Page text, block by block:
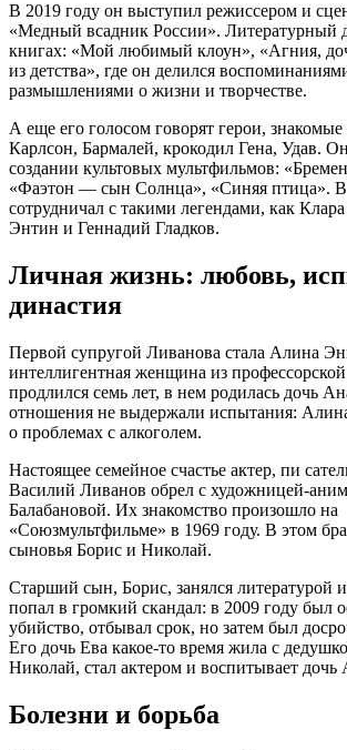
В 2019 году он выступил режиссером и
«Медный всадник России». Литературный
книгах: «Мой любимый клоун», «Агния,
из детства», где он делился
размышлениями о жизни и творчестве.
А еще его голосом говорят герои, знакомые
Карлсон, Бармалей, крокодил Гена, Удав.
создании культовых мультфильмов:
«Фаэтон — сын Солнца», «Синяя птица». В
сотрудничал с такими легендами, как
Энтин и Геннадий Гладков.
Личная жизнь: любовь,
династия
Первой супругой Ливанова стала Алина
интеллигентная женщина из
продлился семь лет, в нем родилась дочь
отношения не выдержали испытания:
о проблемах с алкоголем.
Настоящее семейное счастье актер, пи
Василий Ливанов обрел с художницей-
Балабановой. Их знакомство произошло на
«Союзмультфильме» в 1969 году. В этом
сыновья Борис и Николай.
Старший сын, Борис, занялся литературой
попал в громкий скандал: в 2009 году был
убийство, отбывал срок, но затем был
Его дочь Ева какое-то время жила с
Николай, стал актером и воспитывает дочь
Болезни и борьба